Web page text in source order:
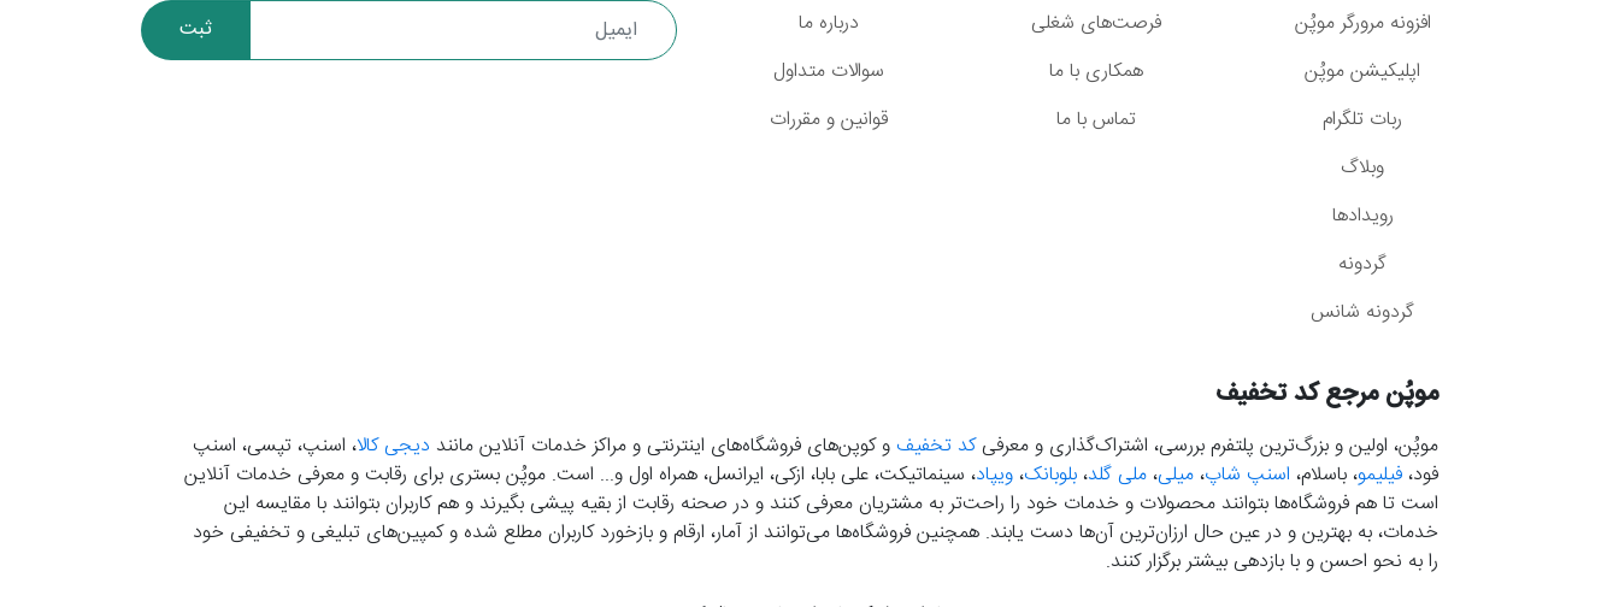
ثبت
افزونه مرورگر موپُن
اپلیکیشن موپُن
ربات تلگرام
وبلاگ
رویدادها
گردونه
گردونه شانس
فرصت‌های شغلی
همکاری با ما
تماس با ما
درباره ما
سوالات متداول
قوانین و مقررات
موپُن مرجع کد تخفیف
موپُن، اولین و بزرگ‌ترین پلتفرم بررسی، اشتراک‌گذاری و معرفیکد تخفیفو کوپن‌های فروشگاه‌های اینترنتی و مراکز خدمات آنلاین مانند دیجی کالا، اسنپ، تپسی، اسنپ
فود، فیلیمو، باسلام، اسنپ شاپ، میلی، ملی گلد، بلوبانک، ویپاد، سینماتیکت، علی بابا، ازکی، ایرانسل، همراه اول و... است. موپُن بستری برای رقابت و معرفی خدمات آنلاین
است تا هم فروشگاه‌ها بتوانند محصولات و خدمات خود را راحت‌تر به مشتریان معرفی کنند و در صحنه رقابت از بقیه پیشی بگیرند و هم کاربران بتوانند با مقایسه این
خدمات، به بهترین و در عین حال ارزان‌ترین آن‌ها دست‌ یابند. همچنین فروشگاه‌ها می‌توانند از آمار، ارقام و بازخورد کاربران مطلع شده و کمپین‌های تبلیغی و تخفیفی خود
را به نحو احسن و با بازدهی بیشتر برگزار کنند.